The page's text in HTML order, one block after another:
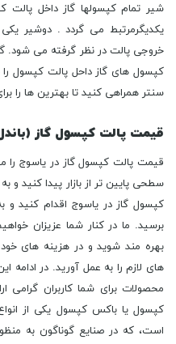
شیر تمام کپسولها گاز داخل پالت
یکدیگرمرتبط می گردد . دوشیر
خروجی پالت در نظر گرفته می شود.
کپسول های گاز داحل پالت کپسول
سنتر همراهی کنید تا بهترین ها را
قیمت پالت کپسول گاز
قیمت پالت کپسول گاز در یاسوج را
سطحی پایین تر از بازار پیدا کنید و
کپسول گاز در یاسوج اقدام کنید و
برسید. ما در کنار شما عزیزان
بهره مند شوید و در هزینه های
های لازم را به عمل آورید. در ادامه
محصولات برای شما کاربران گرامی
کپسول یا باکس کپسول یکی از
است، که در صنایع گوناگون به